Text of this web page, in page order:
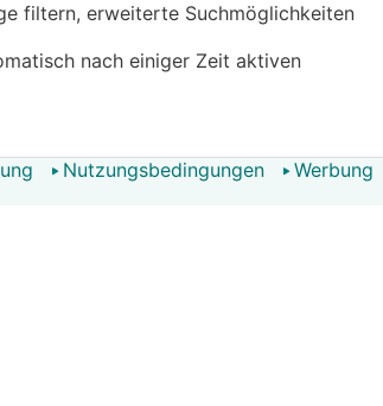
filtern, erweiterte Suchmöglichkeiten
nach einiger Zeit aktiven
Nutzungsbedingungen Werbung